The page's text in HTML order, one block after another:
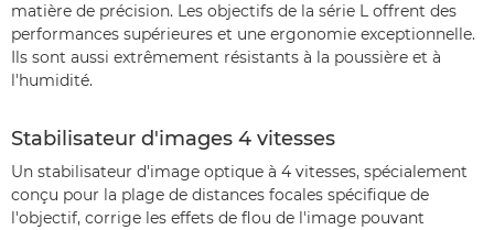
matière de précision. Les objectifs de la série L offrent des
performances supérieures et une ergonomie exceptionnelle.
Ils sont aussi extrêmement résistants à la poussière et à
l'humidité.
Stabilisateur d'images 4 vitesses
Un stabilisateur d'image optique à 4 vitesses, spécialement
conçu pour la plage de distances focales spécifique de
l'objectif, corrige les effets de flou de l'image pouvant